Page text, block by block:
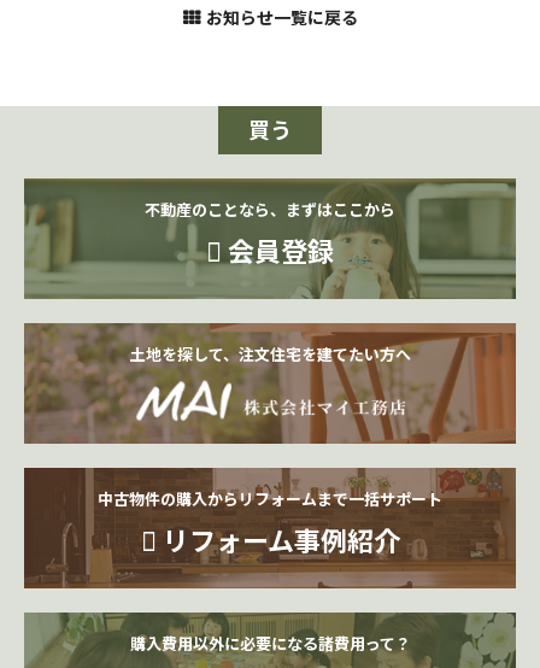
お知らせ一覧に戻る
買う
不動産のことなら、まずはここから
会員登録
土地を探して、注文住宅を建てたい方へ
中古物件の購入からリフォームまで一括サポート
リフォーム事例紹介
購入費用以外に必要になる諸費用って？